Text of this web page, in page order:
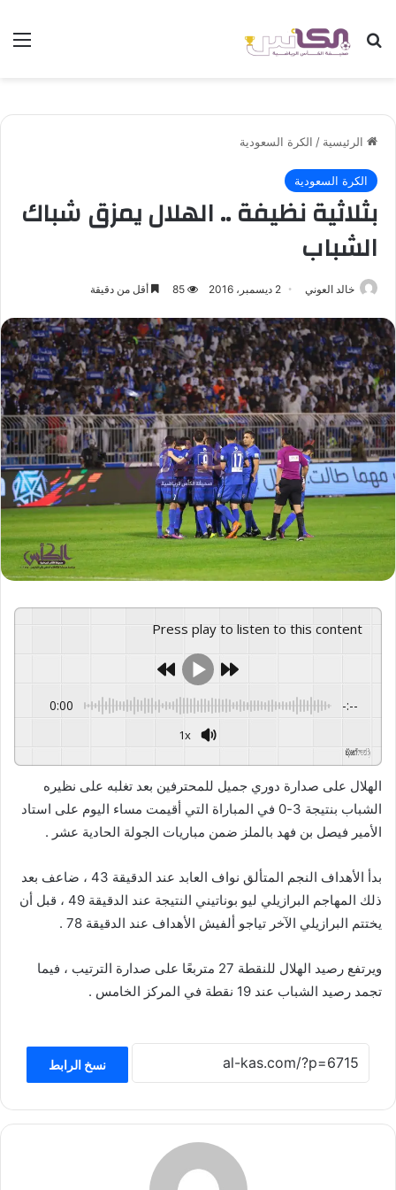
بحث عن
الرئيسية / الكرة السعودية
الكرة السعودية
بثلاثية نظيفة .. الهلال يمزق شباك
الشباب
خالد العوني 2 ديسمبر، 2016 85 أقل من دقيقة
Press play to listen to this content
0:00 -:--
1x
Powered By
الهلال على صدارة دوري جميل للمحترفين بعد تغلبه على نظيره
الشباب بنتيجة 3-0 في المباراة التي أقيمت مساء اليوم على استاد
الأمير فيصل بن فهد بالملز ضمن مباريات الجولة الحادية عشر .
بدأ الأهداف النجم المتألق نواف العابد عند الدقيقة 43 ، ضاعف بعد
ذلك المهاجم البرازيلي ليو بوناتيني النتيجة عند الدقيقة 49 ، قبل أن
يختتم البرازيلي الآخر تياجو ألفيش الأهداف عند الدقيقة 78 .
ويرتفع رصيد الهلال للنقطة 27 متربعًا على صدارة الترتيب ، فيما
تجمد رصيد الشباب عند 19 نقطة في المركز الخامس .
نسخ الرابط